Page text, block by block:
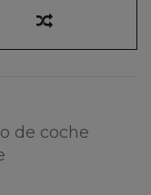
de coche